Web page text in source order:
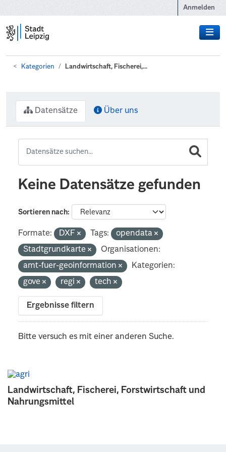
Anmelden
Kategorien Landwirtschaft, Fischerei,...
Landwirtschaft, Fischerei, Forstwirtschaft und
Nahrungsmittel
Datensätze Über uns
Keine Datensätze gefunden
Sortieren nach
Formate: DXF Tags:
opendata
Stadtgrundkarte
Organisationen:
amt-fuer-geoinformation
Kategorien:
gove
regi tech
Ergebnisse filtern
Bitte versuch es mit einer anderen Suche.